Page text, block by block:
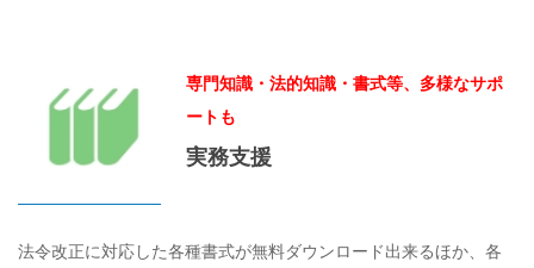
専門知識・法的知識・書式等、多様なサポ
ートも
実務支援
法令改正に対応した各種書式が無料ダウンロード出来るほか、各